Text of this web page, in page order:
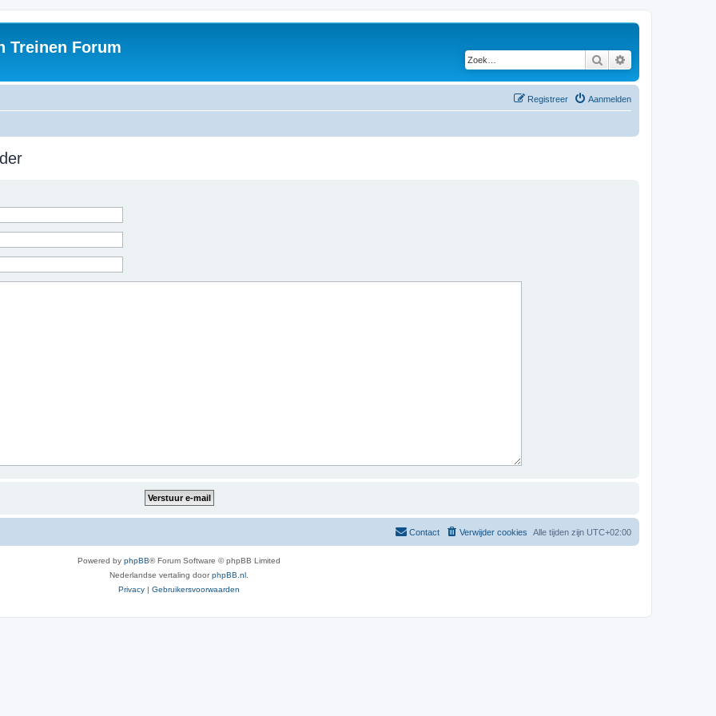
Treinen Forum
Zoek
Aanmelden
Registreer
Alle tijden zijn UTC+02:00
Verwijder cookies
Contact
Powered by phpBB® Forum Software © phpBB Limited
Nederlandse vertaling doorphpBB.nl
Privacy | Gebruikersvoorwaarden